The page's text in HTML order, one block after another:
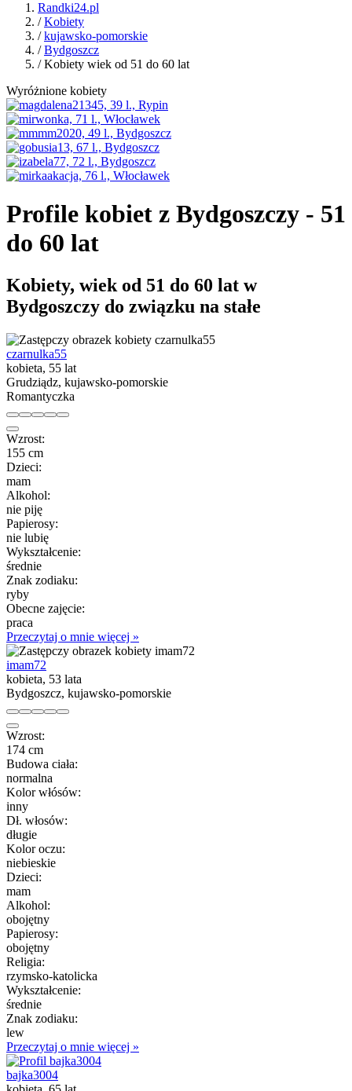
Randki24.pl
/Kobiety
/kujawsko-pomorskie
/Bydgoszcz
/ Kobiety wiek od 51 do 60 lat
Wyróżnione kobiety
Profile kobiet z Bydgoszczy - 51
do 60 lat
Kobiety, wiek od 51 do 60 lat w
Bydgoszczy do związku na stałe
czarnulka55
kobieta, 55 lat
Grudziądz, kujawsko-pomorskie
Romantyczka
Wzrost:
155 cm
Dzieci:
mam
Alkohol:
nie piję
Papierosy:
nie lubię
Wykształcenie:
średnie
Znak zodiaku:
ryby
Obecne zajęcie:
praca
Przeczytaj o mnie więcej »
imam72
kobieta, 53 lata
Bydgoszcz, kujawsko-pomorskie
Wzrost:
174 cm
Budowa ciała:
normalna
Kolor włósów:
inny
Dł. włosów:
długie
Kolor oczu:
niebieskie
Dzieci:
mam
Alkohol:
obojętny
Papierosy:
obojętny
Religia:
rzymsko-katolicka
Wykształcenie:
średnie
Znak zodiaku:
lew
Przeczytaj o mnie więcej »
bajka3004